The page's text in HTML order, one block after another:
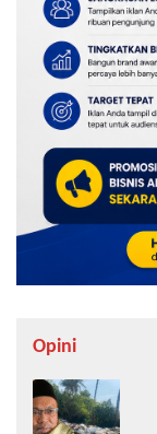
Opini